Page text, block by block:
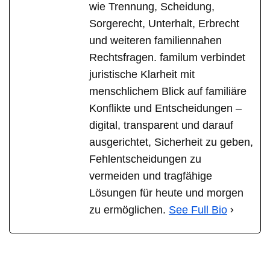
wie Trennung, Scheidung,
Sorgerecht, Unterhalt, Erbrecht
und weiteren familiennahen
Rechtsfragen. familum verbindet
juristische Klarheit mit
menschlichem Blick auf familiäre
Konflikte und Entscheidungen –
digital, transparent und darauf
ausgerichtet, Sicherheit zu geben,
Fehlentscheidungen zu
vermeiden und tragfähige
Lösungen für heute und morgen
zu ermöglichen. See Full Bio